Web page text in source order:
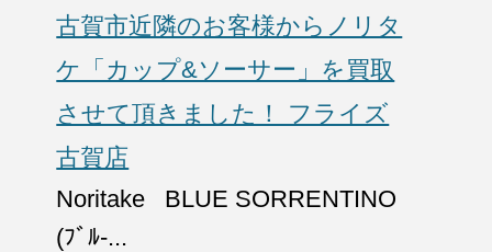
古賀市近隣のお客様からノリタ
ケ「カップ&ソーサー」を買取
させて頂きました！ フライズ
古賀店
Noritake BLUE SORRENTINO
(ﾌﾞﾙ-...